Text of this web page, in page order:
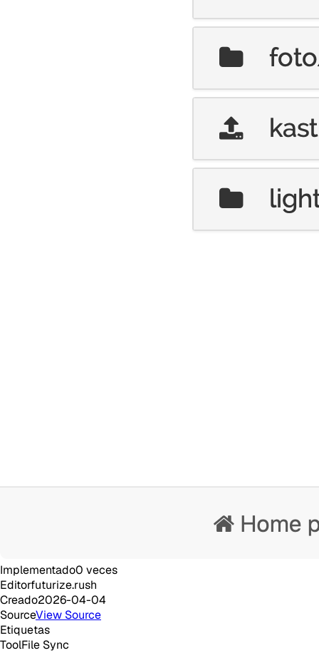
Implementado0 veces
Editorfuturize.rush
Creado2026-04-04
SourceView Source
Etiquetas
ToolFile Sync